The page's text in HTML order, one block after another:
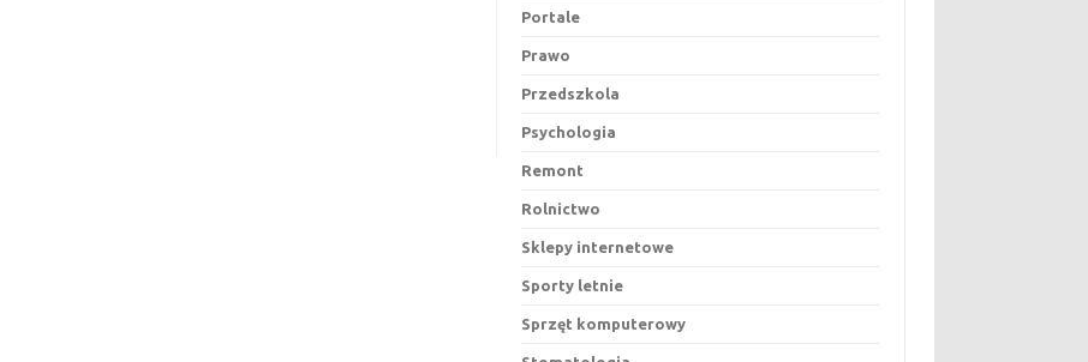
Portale
Prawo
Przedszkola
Psychologia
Remont
Rolnictwo
Sklepy internetowe
Sporty letnie
Sprzęt komputerowy